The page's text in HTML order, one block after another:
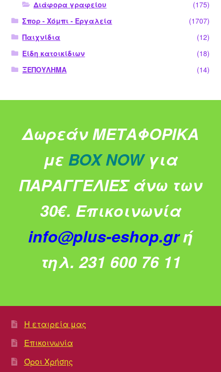
Διάφορα γραφείου
(175)
Σπορ - Χόμπι - Εργαλεία
(1707)
Παιχνίδια
(12)
Είδη κατοικίδιων
(18)
ΞΕΠΟΥΛΗΜΑ
(14)
Δωρεάν ΜΕΤΑΦΟΡΙΚΑ
με BOX NOW για
ΠΑΡΑΓΓΕΛΙΕΣ άνω των
30€. Επικοινωνία
info@plus-eshop.grή
τηλ. 231 600 76 11
Η εταιρεία μας
Επικοινωνία
Όροι Χρήσης